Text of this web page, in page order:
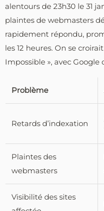
alentours de 23h30 le 31
plaintes de webmasters
rapidement répondu,
les 12 heures. On se
Impossible », avec Google
Problème
Retards d’indexation
Plaintes des
webmasters
Visibilité des sites